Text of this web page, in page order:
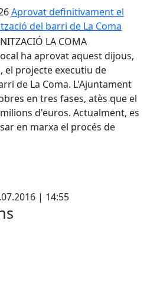
Aprovat definitivament el
del barri de La Coma
ha aprovat aquest dijous,
el projecte executiu de
de La Coma. L'Ajuntament
en tres fases, atès que el
d'euros. Actualment, es
en marxa el procés de
| 14:55